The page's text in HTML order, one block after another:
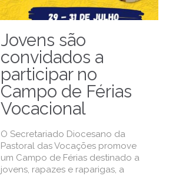
Jovens são
convidados a
participar no
Campo de Férias
Vocacional
O Secretariado Diocesano da
Pastoral das Vocações promove
um Campo de Férias destinado a
jovens, rapazes e raparigas, a